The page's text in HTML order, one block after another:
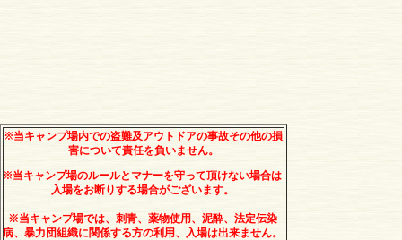
※当キャンプ場内での盗難及アウトドアの事故その他の損
害について責任を負いません。
※当キャンプ場のルールとマナーを守って頂けない場合は
入場をお断りする場合がございます。
※当キャンプ場では、刺青、薬物使用、泥酔、法定伝染
病、暴力団組織に関係する方の利用、入場は出来ません。